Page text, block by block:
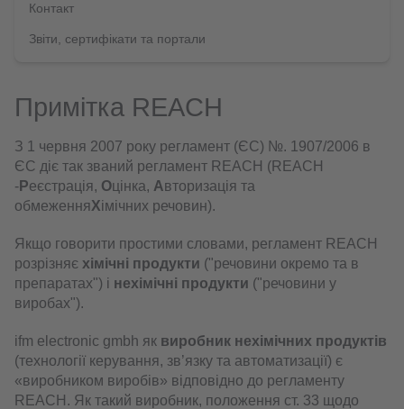
Контакт
Звіти, сертифікати та портали
Примітка REACH
З 1 червня 2007 року регламент (ЄС) №. 1907/2006 в
ЄС діє так званий регламент REACH (REACH
-Реєстрація, Оцінка, Aвторизація та
обмеженняХімічних речовин).
Якщо говорити простими словами, регламент REACH
розрізняє хімічні продукти ("речовини окремо та в
препаратах") і нехімічні продукти ("речовини у
виробах").
ifm electronic gmbh як виробник нехімічних продуктів
(технології керування, зв’язку та автоматизації) є
«виробником виробів» відповідно до регламенту
REACH. Як такий виробник, положення ст. 33 щодо